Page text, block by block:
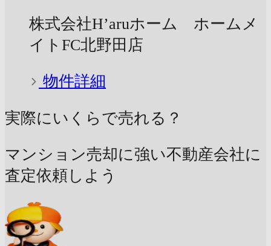
株式会社H’aruホーム ホームメ
イトFC北野田店
物件詳細
実際にいくらで売れる？
マンション売却に強い不動産会社に
査定依頼しよう